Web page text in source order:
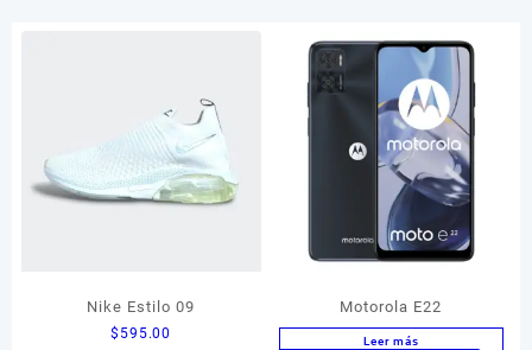
Nike Estilo 09
$ 595.00
Motorola E22
Leer más